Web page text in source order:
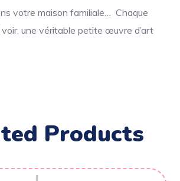
votre maison familiale… Chaque
une véritable petite œuvre d’art
Products